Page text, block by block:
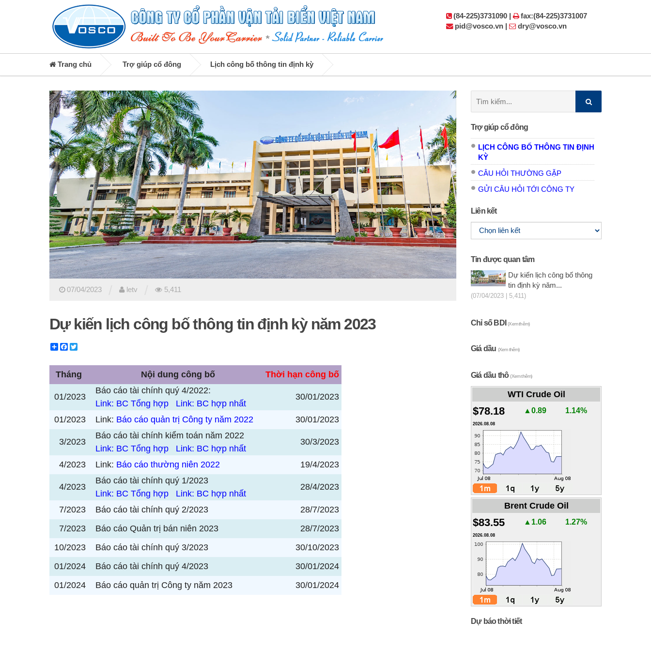
(84-225)3731090 |
fax:(84-225)3731007
pid@vosco.vn |
dry@vosco.vn
Trang chủ Trợ giúp cổ đông Lịch công bố thông tin định kỳ
07/04/2023 letv 5,411
Dự kiến lịch công bố thông tin định kỳ năm 2023
ShareFacebook
Tháng Nội dung công bố Thời hạn công bố
01/2023
Báo cáo tài chính quý 4/2022:
Link: BC Tổng hợp
Link: BC hợp nhất
30/01/2023
01/2023 Link: Báo cáo quản trị Công ty năm 2022 30/01/2023
3/2023
Báo cáo tài chính kiểm toán năm 2022
Link: BC Tổng hợp
Link: BC hợp nhất
30/3/2023
4/2023 Link: Báo cáo thường niên 2022 19/4/2023
4/2023
Báo cáo tài chính quý 1/2023
Link: BC Tổng hợp
Link: BC hợp nhất
28/4/2023
7/2023 Báo cáo tài chính quý 2/2023
28/7/2023
7/2023
Báo cáo Quản trị bán niên 2023
28/7/2023
10/2023
Báo cáo tài chính quý 3/2023
30/10/2023
01/2024
Báo cáo tài chính quý 4/2023
30/01/2024
01/2024
Báo cáo quản trị Công ty năm 2023 30/01/2024
kiếm:
Trợ giúp cổ đông
LỊCH CÔNG BỐ THÔNG TIN ĐỊNH
KỲ
CÂU HỎI THƯỜNG GẶP
GỬI CÂU HỎI TỚI CÔNG TY
Liên kết
Tin được quan tâm
Dự kiến lịch công bố thông
tin định kỳ năm...
(07/04/2023 | 5,411)
Chỉ số BDI(Xem thêm)
Giá dầu (Xem thêm)
Giá dầu thô(Xem thêm)
WTI Crude Oil
$78.18 ▲0.89 1.14%
2026.08.08
Brent Crude Oil
$83.55 ▲1.06 1.27%
2026.08.08
Dự báo thời tiết